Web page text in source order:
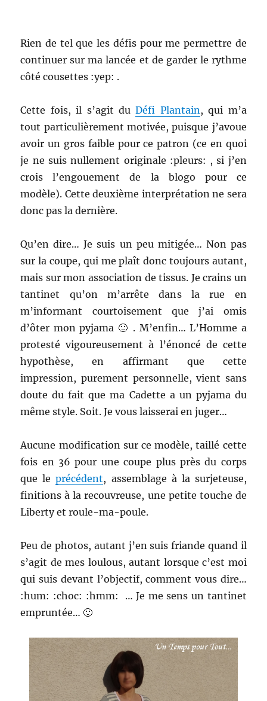
Rien de tel que les défis pour me permettre de
continuer sur ma lancée et de garder le rythme
côté cousettes :yep: .
Cette fois, il s’agit duDéfi Plantain , qui m’a
tout particulièrement motivée, puisque j’avoue
avoir un gros faible pour ce patron (ce en quoi
je ne suis nullement originale :pleurs: , si j’en
crois l’engouement de la blogo pour ce
modèle). Cette deuxième interprétation ne sera
donc pas la dernière.
Qu’en dire… Je suis un peu mitigée… Non pas
sur la coupe, qui me plaît donc toujours autant,
mais sur mon association de tissus. Je crains un
tantinet qu’on m’arrête dans la rue en
m’informant courtoisement que j’ai omis
d’ôter mon pyjama 🙂 . M’enfin… L’Homme a
protesté vigoureusement à l’énoncé de cette
hypothèse, en affirmant que cette
impression, purement personnelle, vient sans
doute du fait que ma Cadette a un pyjama du
même style. Soit. Je vous laisserai en juger…
Aucune modification sur ce modèle, taillé cette
fois en 36 pour une coupe plus près du corps
que leprécédent, assemblage à la surjeteuse,
finitions à la recouvreuse, une petite touche de
Liberty et roule-ma-poule.
Peu de photos, autant j’en suis friande quand il
s’agit de mes loulous, autant lorsque c’est moi
qui suis devant l’objectif, comment vous dire…
:hum: :choc: :hmm: … Je me sens un tantinet
empruntée… 🙂